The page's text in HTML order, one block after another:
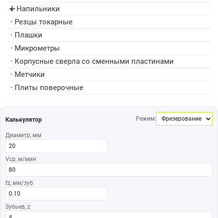
▸ Напильники
• Резцы токарные
• Плашки
• Микрометры
• Корпусные сверла со сменными пластинами
• Метчики
• Плиты поверочные
Калькулятор Режим:
Диаметр, мм
Vср, м/мин
fz, мм/зуб
Зубьев, z